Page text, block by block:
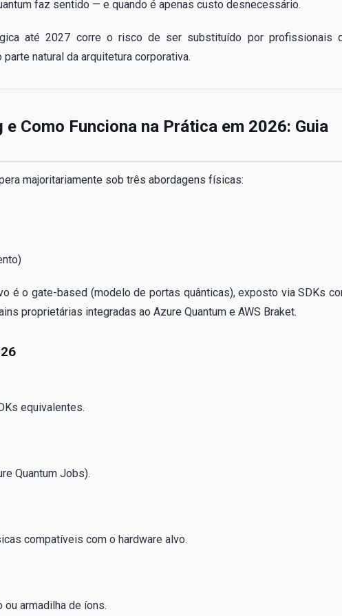
faz sentido — e quando é apenas custo desnecessário.
até 2027 corre o risco de ser substituído por profissionais
natural da arquitetura corporativa.
e Como Funciona na Prática em 2026: Guia
majoritariamente sob três abordagens físicas:
é o gate-based (modelo de portas quânticas), exposto via SDKs
proprietárias integradas ao Azure Quantum e AWS Braket.
equivalentes.
Quantum Jobs).
compatíveis com o hardware alvo.
armadilha de íons.